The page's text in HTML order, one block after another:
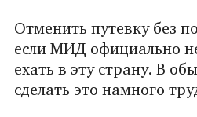
Отменить путевку без
если МИД официально
ехать в эту страну. В
сделать это намного